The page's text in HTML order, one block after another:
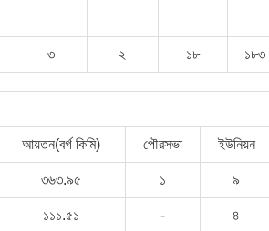
৩ ২ ১৮ ১৮৩
আয়তন(বর্গ কিমি) পৌরসভা ইউনিয়ন
৩৬৩.৯৫ ১ ৯
১১১.৫১ - ৪